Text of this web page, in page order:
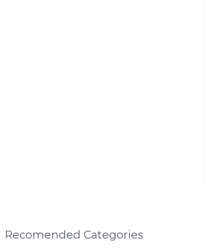
Recomended Categories